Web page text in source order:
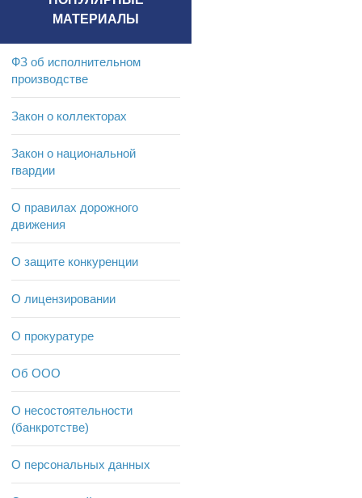
МАТЕРИАЛЫ
ФЗ об исполнительном
производстве
Закон о коллекторах
Закон о национальной
гвардии
О правилах дорожного
движения
О защите конкуренции
О лицензировании
О прокуратуре
Об ООО
О несостоятельности
(банкротстве)
О персональных данных